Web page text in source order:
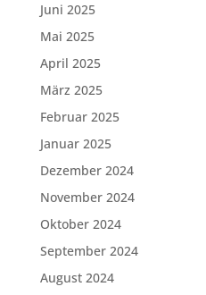
Juni 2025
Mai 2025
April 2025
März 2025
Februar 2025
Januar 2025
Dezember 2024
November 2024
Oktober 2024
September 2024
August 2024